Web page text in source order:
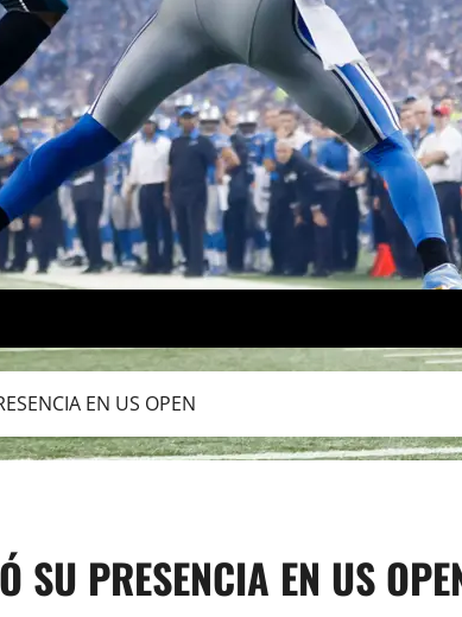
EN US OPEN
SU PRESENCIA EN US